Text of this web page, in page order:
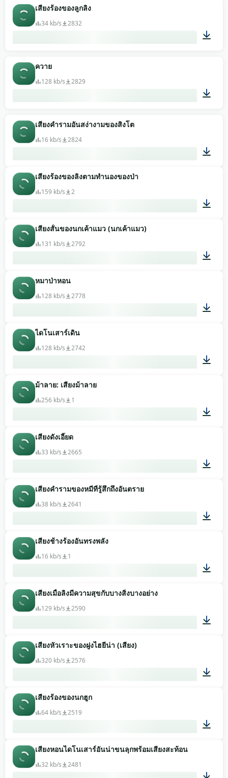
เสียงร้องของลูกลิง
34 kb/s 2832
ควาย
128 kb/s 2829
เสียงคำรามอันสง่างามของสิงโต
16 kb/s 2824
เสียงร้องของลิงตามทำนองของป่า
159 kb/s 2
เสียงสั้นของนกเค้าแมว (นกเค้าแมว)
131 kb/s 2792
หมาป่าหอน
128 kb/s 2778
ไดโนเสาร์เดิน
128 kb/s 2742
ม้าลาย: เสียงม้าลาย
256 kb/s 1
เสียงดังเอี๊ยด
33 kb/s 2665
เสียงคำรามของหมีที่รู้สึกถึงอันตราย
38 kb/s 2641
เสียงช้างร้องอันทรงพลัง
16 kb/s 1
เสียงเมื่อลิงมีความสุขกับบางสิ่งบางอย่าง
129 kb/s 2590
เสียงหัวเราะของฝูงไฮยีน่า (เสียง)
320 kb/s 2576
เสียงร้องของนกฮูก
64 kb/s 2519
เสียงหอนไดโนเสาร์อันน่าขนลุกพร้อมเสียงสะท้อน
32 kb/s 2481